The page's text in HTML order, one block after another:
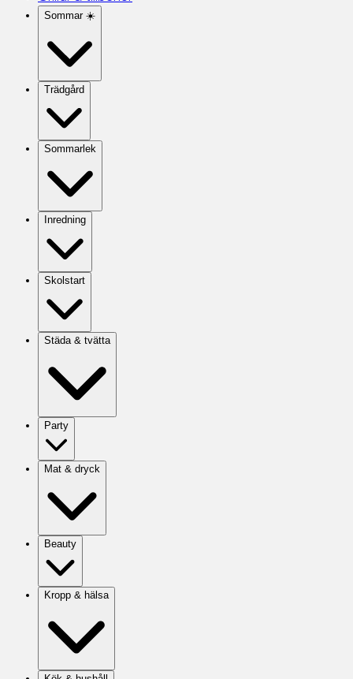
Sommar ☀️
Trädgård
Sommarlek
Inredning
Skolstart
Städa & tvätta
Party
Mat & dryck
Beauty
Kropp & hälsa